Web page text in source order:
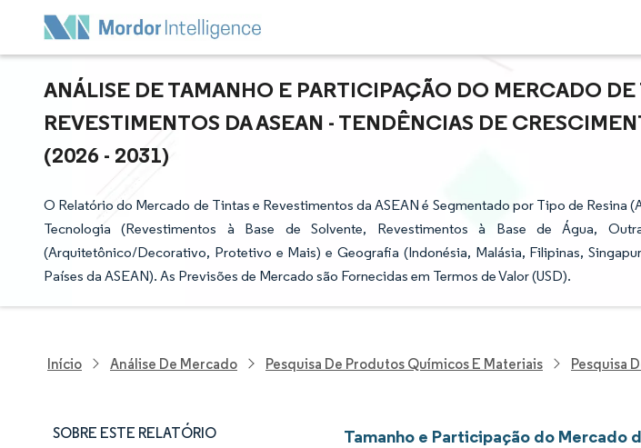
ANÁLISE DE TAMANHO E PARTICIPAÇÃO DO MERCADO DE
REVESTIMENTOS DA ASEAN - TENDÊNCIAS DE
(2026 - 2031)
O Relatório do Mercado de Tintas e Revestimentos da ASEAN é Segmentado por Tipo de Resina
Tecnologia (Revestimentos à Base de Solvente, Revestimentos à Base de Água,
(Arquitetônico/Decorativo, Protetivo e Mais) e Geografia (Indonésia, Malásia, Filipinas,
Países da ASEAN). As Previsões de Mercado são Fornecidas em Termos de Valor (USD).
Início Análise De Mercado Pesquisa De Produtos Químicos E Materiais Pesquisa
SOBRE ESTE RELATÓRIO Tamanho e Participação do Mercado